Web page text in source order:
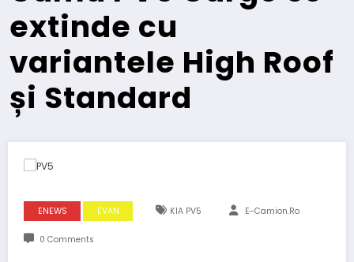
extinde cu
variantele High Roof
și Standard
ENEWS EVAN KIA PV5 E-Camion.ro
0 Comments